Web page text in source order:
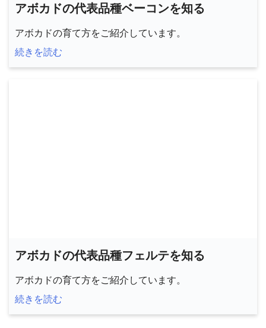
アボカドの代表品種ベーコンを知る
アボカドの育て方をご紹介しています。
続きを読む
アボカドの代表品種フェルテを知る
アボカドの育て方をご紹介しています。
続きを読む